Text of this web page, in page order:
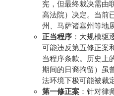
宪，但最终裁决需由
高法院）决定。当前
州、马萨诸塞州等地
正当程序 ：大规模驱
可能违反第五修正案
当程序条款。历史上
期间的日裔拘留）虽
法环境下极可能被裁
第一修正案 ：针对律